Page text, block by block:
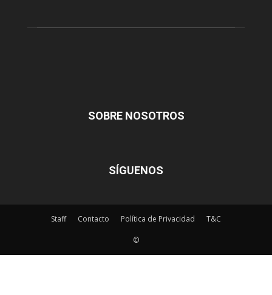
SOBRE NOSOTROS
SÍGUENOS
Staff Contacto Política de Privacidad T&C
©